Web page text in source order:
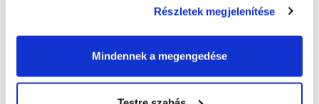
Részletek megjelenítése
Mindennek a megengedése